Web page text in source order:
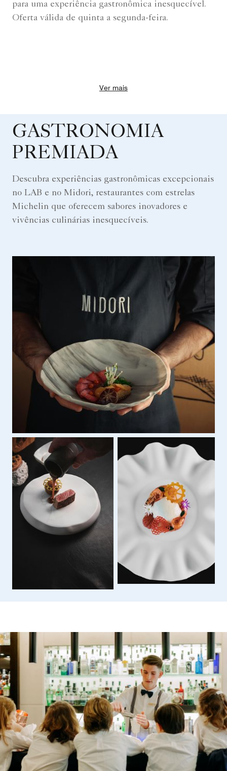
para uma experiência gastronômica inesquecível.
Oferta válida de quinta a segunda-feira.
Ver mais
GASTRONOMIA
PREMIADA
Descubra experiências gastronômicas excepcionais
no LAB e no Midori, restaurantes com estrelas
Michelin que oferecem sabores inovadores e
vivências culinárias inesquecíveis.